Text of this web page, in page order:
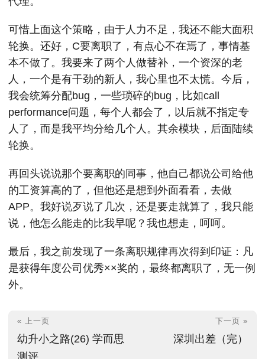
可惜上面这个策略，由于人力不足，我还不能大面积
轮换。还好，C要离职了，有点心不在焉了，事情基
本不做了。我要来了两个人做替补，一个资深的老
人，一个是有干劲的新人，我心里也不太慌。今后，
我会统筹分配bug，一些琐碎的bug，比如call
performance问题，每个人都会了，以后就不指定专
人了，而是我平均分给几个人。其余模块，后面陆续
轮换。
再回头说说那个要离职的同事，他自己都说公司给他
的工资算高的了，但他还是想到外面看看，去做
APP。我好说歹说了几次，还是要走就算了，我只能
说，他怎么能走的比我早呢？我也想走，呵呵。
最后，我之前发现了一条离职规律再次得到印证：凡
是获得年度公司优秀××奖的，最终都离职了，无一例
外。
« 上一页
幼升小之路(26) 学而思
测评
下一页 »
深圳出差（完）